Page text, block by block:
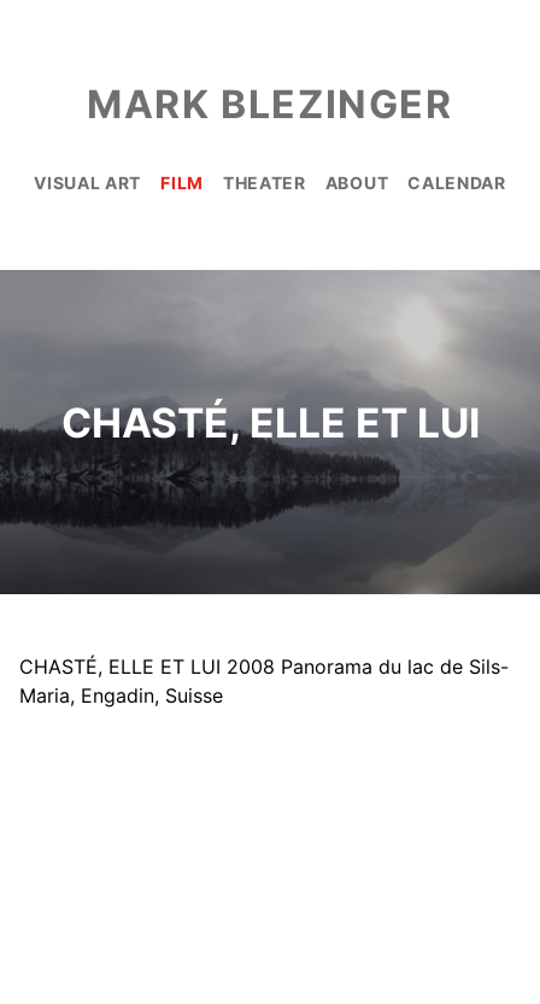
MARK BLEZINGER
VISUAL ART FILM THEATER ABOUT CALENDAR
CHASTÉ, ELLE ET LUI
CHASTÉ, ELLE ET LUI 2008 Panorama du lac de Sils-
Maria, Engadin, Suisse